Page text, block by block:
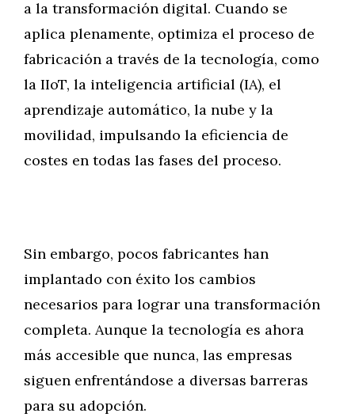
a la transformación digital. Cuando se
aplica plenamente, optimiza el proceso de
fabricación a través de la tecnología, como
la IIoT, la inteligencia artificial (IA), el
aprendizaje automático, la nube y la
movilidad, impulsando la eficiencia de
costes en todas las fases del proceso.
Sin embargo, pocos fabricantes han
implantado con éxito los cambios
necesarios para lograr una transformación
completa. Aunque la tecnología es ahora
más accesible que nunca, las empresas
siguen enfrentándose a diversas barreras
para su adopción.